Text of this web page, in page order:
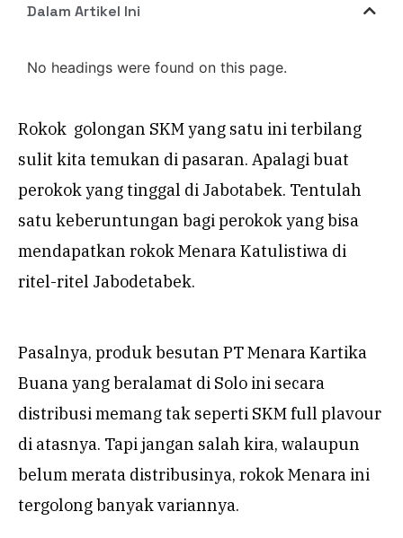
Dalam Artikel Ini
No headings were found on this page.
Rokok golongan SKM yang satu ini terbilang
sulit kita temukan di pasaran. Apalagi buat
perokok yang tinggal di Jabotabek. Tentulah
satu keberuntungan bagi perokok yang bisa
mendapatkan rokok Menara Katulistiwa di
ritel-ritel Jabodetabek.
Pasalnya, produk besutan PT Menara Kartika
Buana yang beralamat di Solo ini secara
distribusi memang tak seperti SKM full plavour
di atasnya. Tapi jangan salah kira, walaupun
belum merata distribusinya, rokok Menara ini
tergolong banyak variannya.